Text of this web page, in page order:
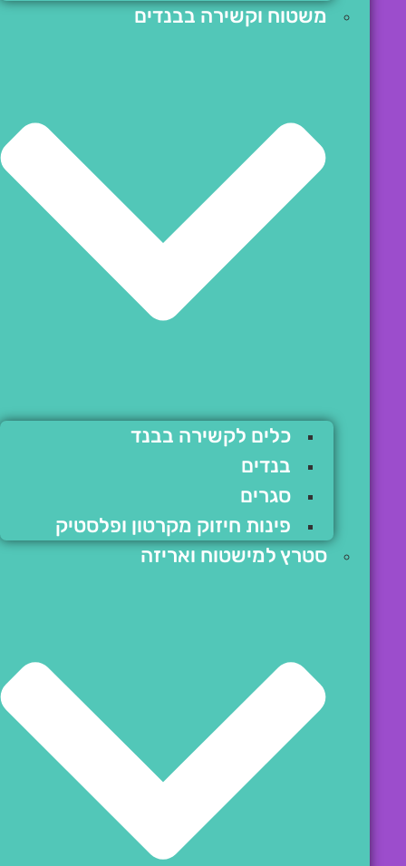
משטוח וקשירה בבנדים
כלים לקשירה בבנד
בנדים
סגרים
פינות חיזוק מקרטון ופלסטיק
סטרץ למישטוח ואריזה